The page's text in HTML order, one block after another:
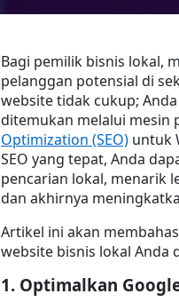
Bagi pemilik bisnis lokal,
pelanggan potensial di
website tidak cukup;
ditemukan melalui mesin
Optimization (SEO) untuk
SEO yang tepat, Anda
pencarian lokal, menarik
dan akhirnya
Artikel ini akan
website bisnis lokal Anda
1. Optimalkan